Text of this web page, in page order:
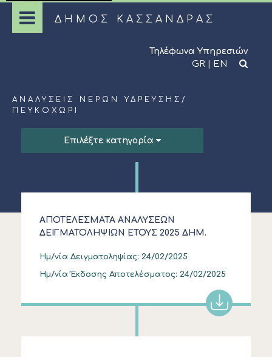
ΔΗΜΟΣ ΚΑΣΣΑΝΔΡΑΣ
Τηλέφωνα Υπηρεσιών
GR | EN
ΑΝΑΛΎΣΕΙΣ ΝΕΡΏΝ ΎΔΡΕΥΣΗΣ /
ΠΕΥΚΟΧΏΡΙ
Επιλέξτε κατηγορία
ΑΠΟΤΕΛΕΣΜΑΤΑ ΑΝΑΛΥΣΕΩΝ
ΔΕΙΓΜΑΤΟΛΗΨΙΩΝ ΕΤΟΥΣ 2025 ΔΗΜ.
Ημ/νία Δειγματοληψίας: 24/02/2025
Ημ/νία Έκδοσης Αποτελέσματος: 24/02/2025